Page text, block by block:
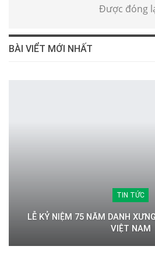
Được đóng
BÀI VIỂT MỚI NHẤT
TIN TỨC
LỄ KỶ NIỆM 75 NĂM DANH
VIỆT NAM